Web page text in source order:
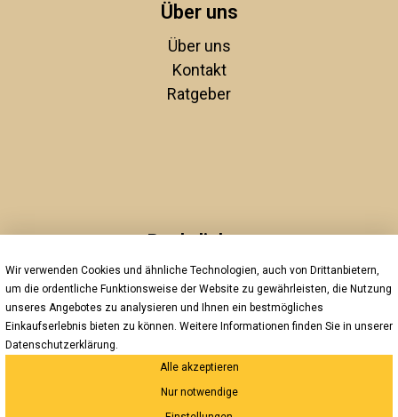
Über uns
Über uns
Kontakt
Ratgeber
Rechtliches
Unsere AGBs
Impressum
Datenschutz
Versand und Zahlung
*Innerhalb Deutschlands
Wir verwenden Cookies und ähnliche Technologien, auch von Drittanbietern,
um die ordentliche Funktionsweise der Website zu gewährleisten, die Nutzung
unseres Angebotes zu analysieren und Ihnen ein bestmögliches
Einkaufserlebnis bieten zu können. Weitere Informationen finden Sie in unserer
Datenschutzerklärung.
Alle akzeptieren
Nur notwendige